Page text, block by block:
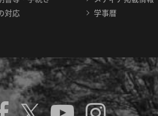
対応
学事暦